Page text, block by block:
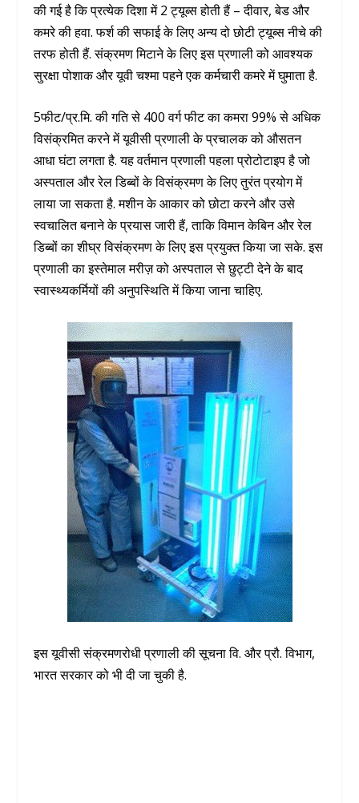
की गई है कि प्रत्येक दिशा में 2 ट्यूब्स होती हैं – दीवार, बेड और
कमरे की हवा. फर्श की सफाई के लिए अन्य दो छोटी ट्यूब्स नीचे की
तरफ होती हैं. संक्रमण मिटाने के लिए इस प्रणाली को आवश्यक
सुरक्षा पोशाक और यूवी चश्मा पहने एक कर्मचारी कमरे में घुमाता है.
5फीट/प्र.मि. की गति से 400 वर्ग फीट का कमरा 99% से अधिक
विसंक्रमित करने में यूवीसी प्रणाली के प्रचालक को औसतन
आधा घंटा लगता है. यह वर्तमान प्रणाली पहला प्रोटोटाइप है जो
अस्पताल और रेल डिब्बों के विसंक्रमण के लिए तुरंत प्रयोग में
लाया जा सकता है. मशीन के आकार को छोटा करने और उसे
स्वचालित बनाने के प्रयास जारी हैं, ताकि विमान केबिन और रेल
डिब्बों का शीघ्र विसंक्रमण के लिए इस प्रयुक्त किया जा सके. इस
प्रणाली का इस्तेमाल मरीज़ को अस्पताल से छुट्टी देने के बाद
स्वास्थ्यकर्मियों की अनुपस्थिति में किया जाना चाहिए.
इस यूवीसी संक्रमणरोधी प्रणाली की सूचना वि. और प्रौ. विभाग,
भारत सरकार को भी दी जा चुकी है.